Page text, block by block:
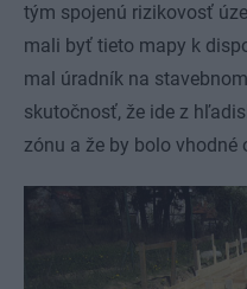
tým spojenú rizikovosť
mali byť tieto mapy k
mal úradník na
skutočnosť, že ide z
zónu a že by bolo